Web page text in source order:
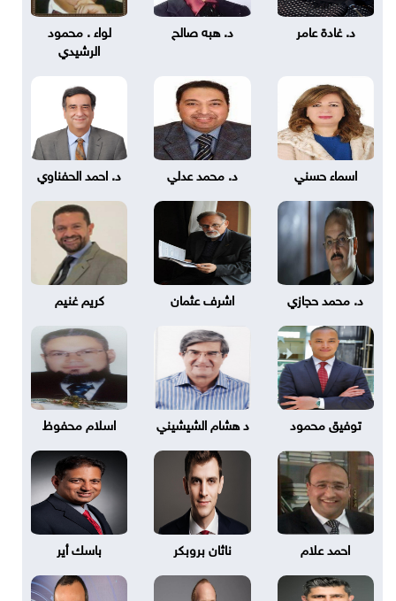
د. غادة عامر د. هبه صالح
لواء . محمود
الرشيدي
اسماء حسني د. محمد عدلي د. احمد الحفناوي
د. محمد حجازي اشرف عثمان كريم غنيم
توفيق محمود د هشام الشيشيني اسلام محفوظ
احمد علام ناثان بروبكر باسك أير